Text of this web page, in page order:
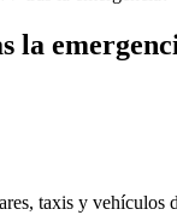
la
taxis y vehículos